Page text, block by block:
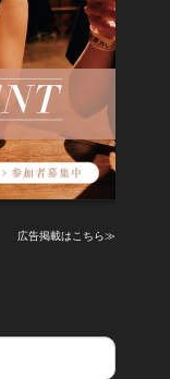
広告掲載はこちら≫